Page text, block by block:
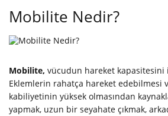
Mobilite Nedir?
Mobilite, vücudun hareket kapasitesini
Eklemlerin rahatça hareket edebilmesi
kabiliyetinin yüksek olmasından
yapmak, uzun bir seyahate çıkmak,